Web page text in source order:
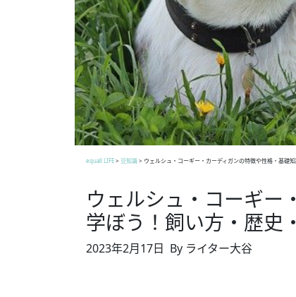
equall LIFE> 豆知識> ウェルシュ・コーギー・カーディガンの特徴や性格・基礎
ウェルシュ・コーギー
学ぼう！飼い方・歴史
2023年2月17日 By ライター大谷